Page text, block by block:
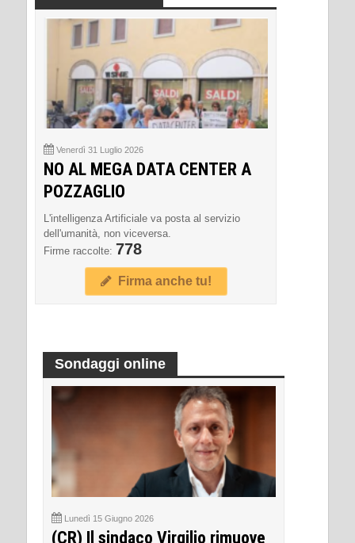
Venerdì 31 Luglio 2026
NO AL MEGA DATA CENTER A
POZZAGLIO
L'intelligenza Artificiale va posta al servizio
dell'umanità, non viceversa.
Firme raccolte: 778
Firma anche tu!
Sondaggi online
Lunedì 15 Giugno 2026
(CR) Il sindaco Virgilio rimuove